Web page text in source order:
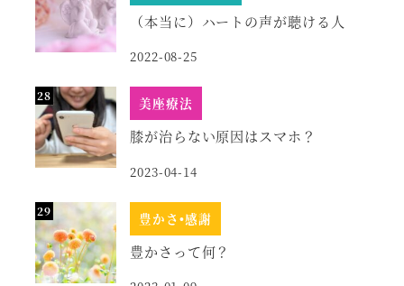
（本当に）ハートの声が聴ける人
2022-08-25
美座療法
膝が治らない原因はスマホ？
2023-04-14
豊かさ•感謝
豊かさって何？